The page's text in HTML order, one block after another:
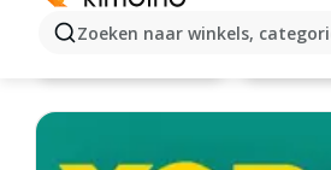
Zoeken naar winkels,